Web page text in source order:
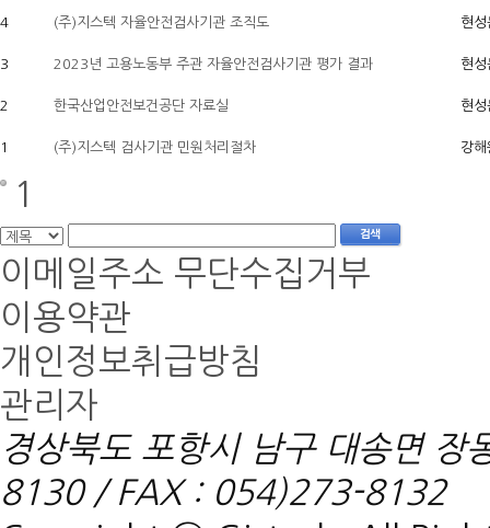
4 (주)지스텍 자율안전검사기관 조직도 현성
3 2023년 고용노동부 주관 자율안전검사기관 평가 결과 현성
2 한국산업안전보건공단 자료실 현성
1 (주)지스텍 검사기관 민원처리절차 강해
1
이메일주소 무단수집거부
이용약관
개인정보취급방침
관리자
경상북도 포항시 남구 대송면
8130 / FAX : 054)273-8132